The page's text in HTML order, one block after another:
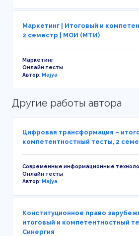
Маркетинг | Итоговый и
2 семестр | МОИ (МТИ)
Маркетинг
Онлайн тесты
Автор:Majya
Другие работы автора
Цифровая трансформация –
компетентностный тесты, 2
Современные информационные
Онлайн тесты
Автор:Majya
Конституционное право
итоговый и компетентностный
Синергия